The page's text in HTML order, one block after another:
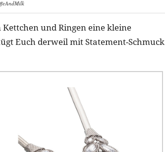
und Ringen eine kleine
Euch derweil mit Statement-Schmuck